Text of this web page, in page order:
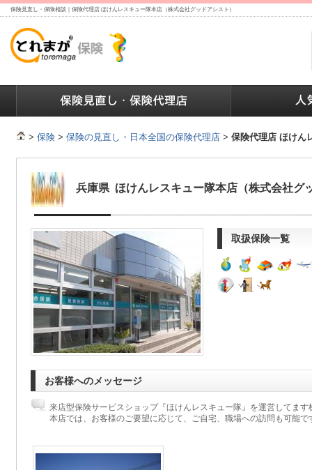
保険見直し・保険相談｜保険代理店 ほけんレスキュー隊本店（株式会社グッドアシスト）
> 保険 > 保険の見直し・日本全国の保険代理店 > 保険代理店 ほけん
兵庫県 ほけんレスキュー隊本店（株式会社グ
取扱保険一覧
お客様へのメッセージ
来店型保険サービスショップ『ほけんレスキュー隊』を運営してま
本店では、お客様のご要望に応じて、ご自宅、職場への訪問も可能で